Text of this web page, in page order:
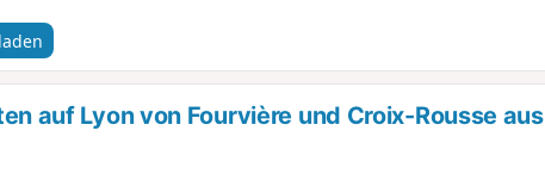
Tal eine gute Wahl.
auf Lyon von Fourvière und Croix-Rousse aus